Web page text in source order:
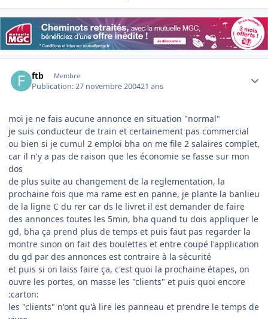
ftb Membre
Publication:27 novembre 200421 ans
moi je ne fais aucune annonce en situation "normal"
je suis conducteur de train et certainement pas commercial
ou bien si je cumul 2 emploi bha on me file 2 salaires complet,
car il n'y a pas de raison que les économie se fasse sur mon
dos
de plus suite au changement de la reglementation, la
prochaine fois que ma rame est en panne, je plante la banlieu
de la ligne C du rer car ds le livret il est demander de faire
des annonces toutes les 5min, bha quand tu dois appliquer le
gd, bha ça prend plus de temps et puis faut pas regarder la
montre sinon on fait des boulettes et entre coupé l'application
du gd par des annonces est contraire à la sécurité
et puis si on laiss faire ça, c'est quoi la prochaine étapes, on
ouvre les portes, on masse les "clients" et puis quoi encore
:carton:
les "clients" n'ont qu'à lire les panneau et prendre le temps de